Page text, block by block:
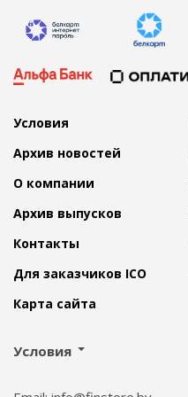
Условия
Архив новостей
О компании
Архив выпусков
Контакты
Для заказчиков ICO
Карта сайта
Условия